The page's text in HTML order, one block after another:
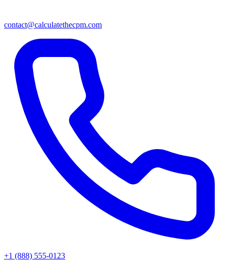
contact@calculatethecpm.com
+1 (888) 555-0123